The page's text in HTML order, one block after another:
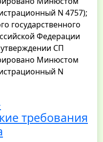
N 4757);
государственного
Федерации
СП
Минюстом
N
требования